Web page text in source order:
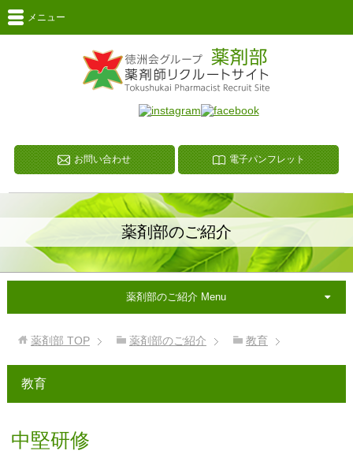
メニュー
お問い合わせ 電子パンフレット
薬剤部のご紹介
薬剤部 TOP 薬剤部のご紹介 教育
教育
中堅研修
薬剤部のご紹介 Menu